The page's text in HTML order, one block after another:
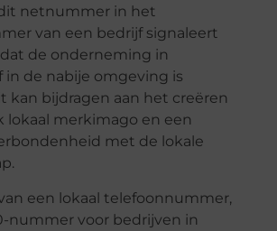
netnummer in het
van een bedrijf signaleert
de onderneming in
in de nabije omgeving is
kan bijdragen aan het creëren
lokaal merkimago en een
met de lokale
een lokaal telefoonnummer,
nummer voor bedrijven in